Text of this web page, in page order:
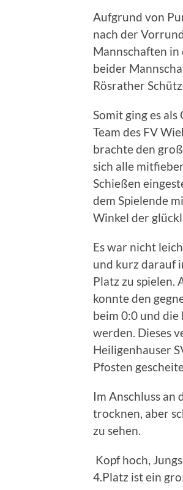
Aufgrund von
nach der
Mannschaften
beider
Rösrather
Somit ging es
Team des FV
brachte den
sich alle
Schießen
dem Spielende
Winkel der
Es war nicht
und kurz darauf
Platz zu spielen.
konnte den
beim 0:0 und
werden. Dieses
Heiligenhauser
Pfosten
Im Anschluss an
trocknen, aber
zu sehen.
Kopf hoch,
4.Platz ist ein